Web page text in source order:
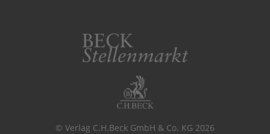
© Verlag C.H.Beck GmbH & Co. KG 2026